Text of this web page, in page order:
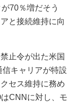
70％増だそう
と接続維持に向
止令が出た米国
キャリアが特設
セス維持に務め
CNNに対し、モ